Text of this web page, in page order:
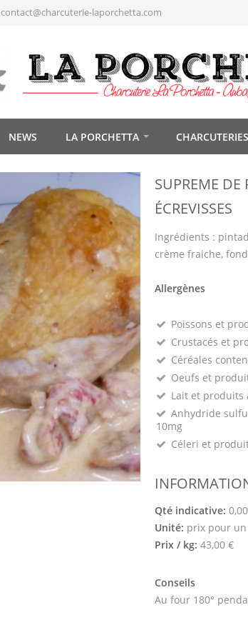
contact@charcuterie-laporchetta.com
NEWS LA PORCHETTA CHARCUTERIES
SUPREME
ÉCREVISSES
Ingrédients :
crème fraiche,
Allergènes
Poissons et
Crustacés et
Céréales
Oeufs et
Lait et produits
Anhydride
10mg
Céleri et
Qté indicative:
Unité: prix pour
Prix / kg: 43,00 €
Conseils
Au four 180°